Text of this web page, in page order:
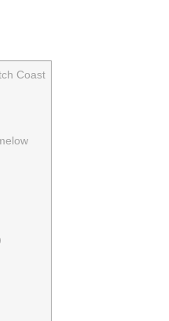
Coast